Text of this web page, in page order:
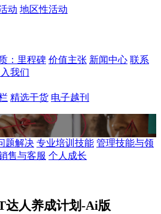
动 地区性活动
：里程碑 价值主张 新闻中心 联系
我们
精选干货 电子越刊
题解决 专业培训技能 管理技能与领
售与客服 个人成长
达人养成计划-Ai版